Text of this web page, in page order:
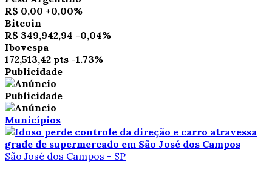
R$ 0,00 +0,00%
Bitcoin
R$ 349,942,94 -0,04%
Ibovespa
172,513,42 pts -1.73%
Publicidade
Publicidade
Municípios
São José dos Campos - SP